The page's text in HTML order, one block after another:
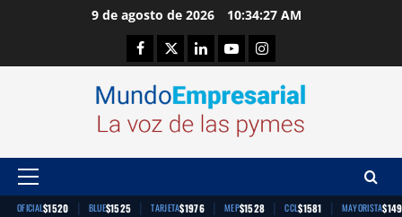
9 de agosto de 2026 10:34:28 AM
Facebook
TwitterLinkedinYoutubeInstagram
Menú
principal
OFICIAL$1520 | BLUE$1525 | TARJETA$1976 | MEP$1528 | CCL$1581 | MAYORISTA